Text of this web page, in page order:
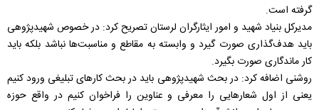
گرفته است.
مدیرکل بنیاد شهید و امور ایثارگران لرستان تصریح کرد: در خصوص شهیدپژوهی
باید هدف‌گذاری صورت گیرد و وابسته به مقاطع و مناسبت‌ها نباشد بلکه باید
کار ماندگاری صورت بگیرد.
روشنی اضافه کرد: در بحث شهیدپژوهی باید در بحث کارهای تبلیغی ورود کنیم
یعنی از اول شعارهایی را معرفی و عناوین را فراخوان کنیم در واقع حوزه